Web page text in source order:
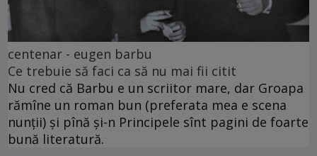
centenar - eugen barbu
Ce trebuie să faci ca să nu mai fii citit
Nu cred că Barbu e un scriitor mare, dar Groapa
rămîne un roman bun (preferata mea e scena
nunții) și pînă și-n Principele sînt pagini de foarte
bună literatură.